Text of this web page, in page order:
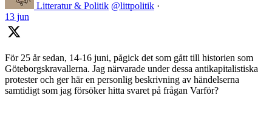
Litteratur & Politik @littpolitik ·
13 jun
För 25 år sedan, 14-16 juni, pågick det som gått till historien som
Göteborgskravallerna. Jag närvarade under dessa antikapitalistiska
protester och ger här en personlig beskrivning av händelserna
samtidigt som jag försöker hitta svaret på frågan Varför?